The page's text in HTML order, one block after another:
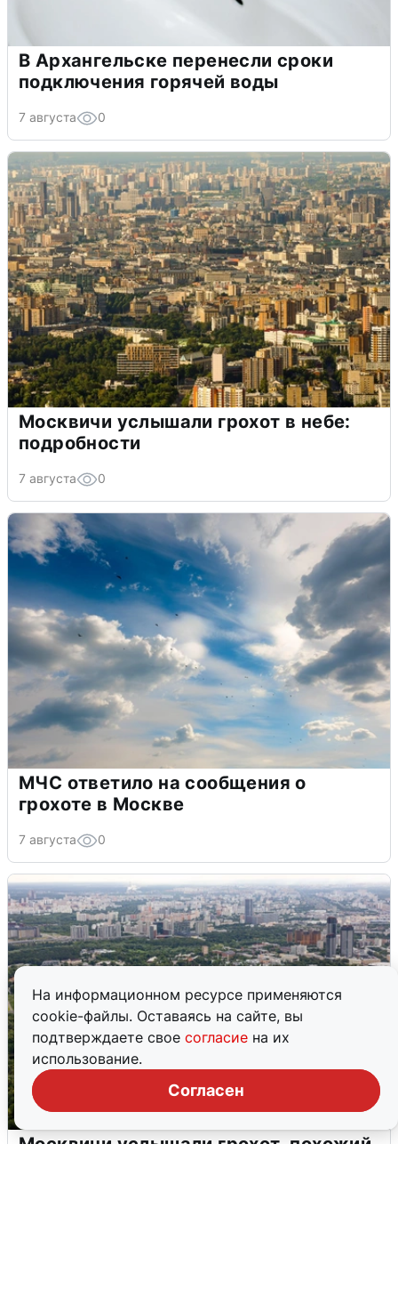
На информационном ресурсе применяются
cookie-файлы. Оставаясь на сайте, вы
подтверждаете свое согласие на их
использование.
Согласен
В Архангельске перенесли сроки
подключения горячей воды
7 августа 0
Москвичи услышали грохот в небе:
подробности
7 августа 0
МЧС ответило на сообщения о
грохоте в Москве
7 августа 0
Москвичи услышали грохот, похожий